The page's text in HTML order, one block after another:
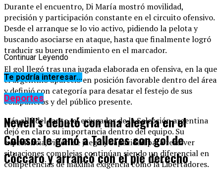
Durante el encuentro, Di María mostró movilidad,
precisión y participación constante en el circuito ofensivo.
Desde el arranque se lo vio activo, pidiendo la pelota y
buscando asociarse en ataque, hasta que finalmente logró
traducir su buen rendimiento en el marcador.
El gol llegó tras una jugada elaborada en ofensiva, en la que
el argentino apareció en posición favorable dentro del área
y definió con categoría para desatar el festejo de sus
compañeros y del público presente.
Más allá del tanto, el exjugador de la Selección argentina
dejó en claro su importancia dentro del equipo. Su
experiencia, visión de juego y capacidad para resolver
situaciones complejas continúan siendo un diferencial en
competencias de máxima exigencia como la Libertadores.
Continuar Leyendo
Te podría interesar...
Deportes
Newell’s debutó con una alegría en el
Coloso: le ganó a Talleres con gol de
Cóccaro y arrancó con el pie derecho